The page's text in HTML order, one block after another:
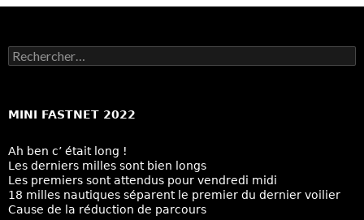
Rechercher :
MINI FASTNET 2022
Ah ben c’ était long !
Les derniers milles sont bien longs
Les premiers sont attendus pour vendredi midi
18 milles nautiques séparent le premier du dernier voilier
Cause de la réduction de parcours